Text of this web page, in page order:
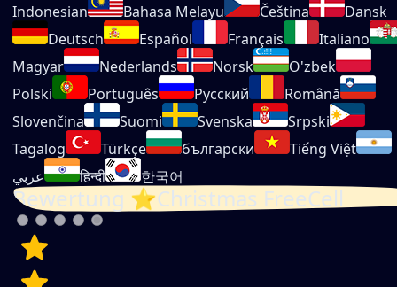
Indonesian
Bahasa Melayu Čeština
Dansk
Deutsch
Español Français
Italiano
Magyar
Nederlands Norsk
O'zbek
Polski
Português Русский
Română
Slovenčina
Suomi Svenska
Srpski
Tagalog
Türkçe български
Tiếng Việt
عربي
हिन्दी 한국어
Bewertung ⭐Christmas FreeCell